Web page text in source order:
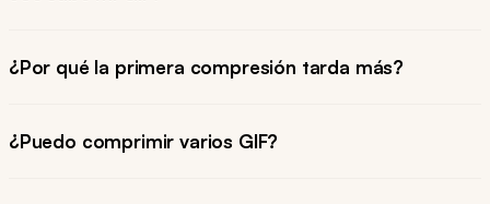
¿Por qué la primera compresión tarda más?
¿Puedo comprimir varios GIF?